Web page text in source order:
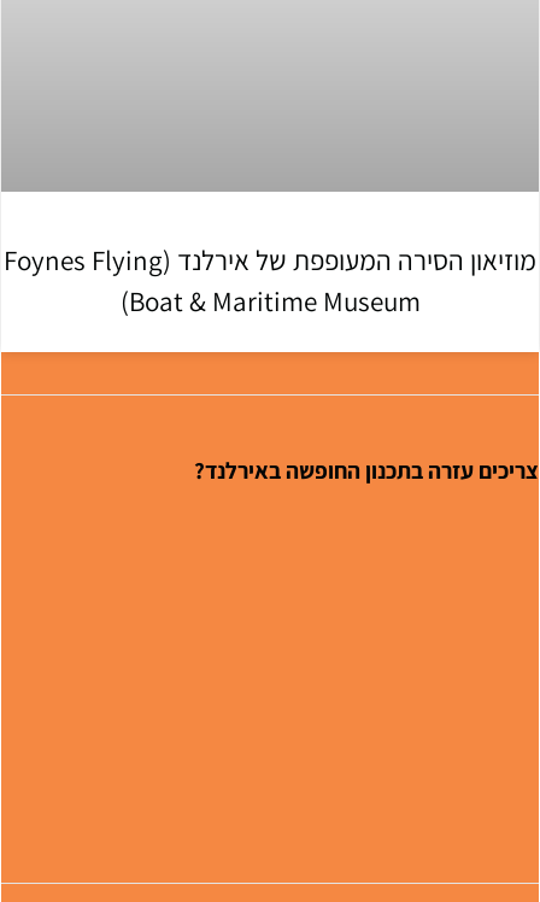
מוזיאון הסירה המעופפת של אירלנד (Foynes Flying
Boat & Maritime Museum)
צריכים עזרה בתכנון החופשה באירלנד?